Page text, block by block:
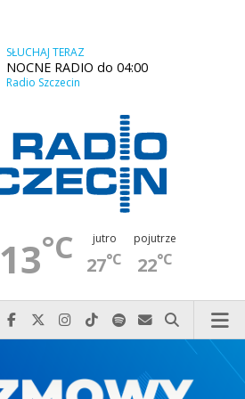
SŁUCHAJ TERAZ
NOCNE RADIO do 04:00
Radio Szczecin
13°C jutro
27°C
pojutrze
22°C
Najlepiej po prostu do nas zadzwoń
Odwiedź nas na Facebook-u
Odwiedź nas na X
Odwiedź nas na Instagram-ie
Odwiedź nas na TikTok-u
Szukaj nas na Spotify
Wyślij do nas
Szukaj